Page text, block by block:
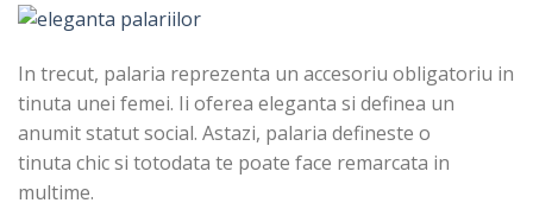
In trecut, palaria reprezenta un accesoriu obligatoriu in
tinuta unei femei. Ii oferea eleganta si definea un
anumit statut social. Astazi, palaria defineste o
tinuta chic si totodata te poate face remarcata in
multime.